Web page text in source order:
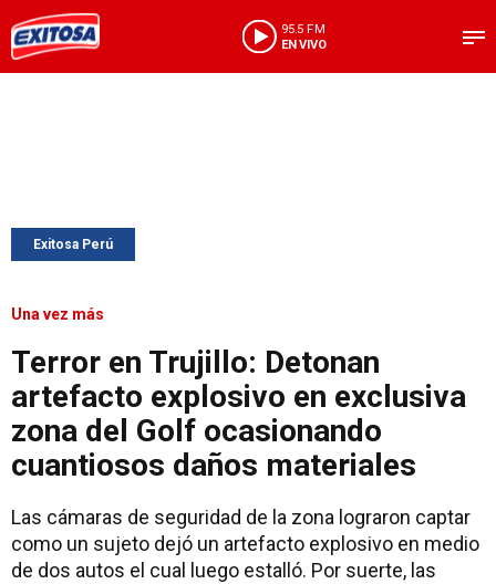
95.5 FM
EN VIVO
Exitosa Perú
Una vez más
Terror en Trujillo: Detonan
artefacto explosivo en exclusiva
zona del Golf ocasionando
cuantiosos daños materiales
Las cámaras de seguridad de la zona lograron captar
como un sujeto dejó un artefacto explosivo en medio
de dos autos el cual luego estalló. Por suerte, las